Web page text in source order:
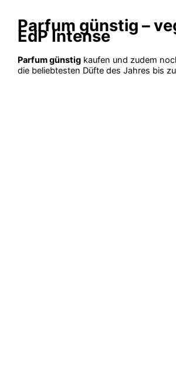
Parfum günstig –
EdP Intense
Parfum günstig kaufen und zudem
die beliebtesten Düfte des Jahres bis